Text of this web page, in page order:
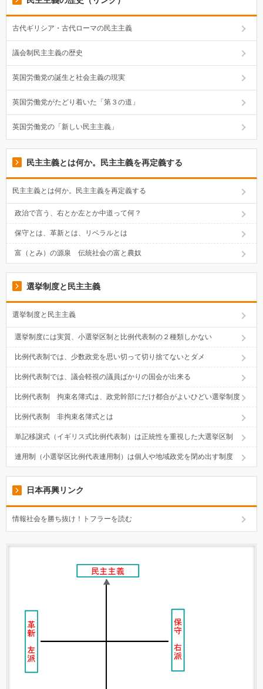
古代ギリシア・古代ローマの民主主義
議会制民主主義の歴史
英国労働党の誕生と社会主義の現実
英国労働党がたどり着いた「第３の道」
英国労働党の「新しい民主主義」
民主主義とは何か。民主主義を再定義する
民主主義とは何か。民主主義を再定義する
政治で言う、右とか左とか中道って何？
保守とは、革新とは、リベラルとは
富（とみ）の源泉 伝統社会の富と農奴
選挙制度と民主主義
選挙制度と民主主義
選挙制度には実質、小選挙区制と比例代表制の２種類しかない
比例代表制では、少数政党を思い切って切り捨てないとダメ
比例代表制では、議会軽視の議員ばかりの国会が出来る
比例代表制 拘束名簿式は、政党幹部にだけ都合がよいひどい選挙制度
比例代表制 非拘束名簿式とは
単記移譲式（イギリス式比例代表制）は正統性を重視した大選挙区制
連用制（小選挙区比例代表連用制）は個人や地域政党を閉め出す制度
日本再興リンク
情報社会を勝ち抜け！トフラーを読む